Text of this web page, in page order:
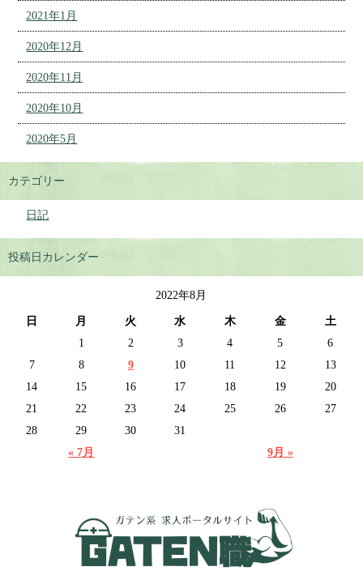
2021年1月
2020年12月
2020年11月
2020年10月
2020年5月
カテゴリー
日記
投稿日カレンダー
2022年8月
日 月 火 水 木 金 土
« 7月 9月 »
1 2 3 4 5
6
7
8 9 10 11 12
13
14
15 16 17 18 19
20
21
22 23 24 25 26
27
28
29 30 31